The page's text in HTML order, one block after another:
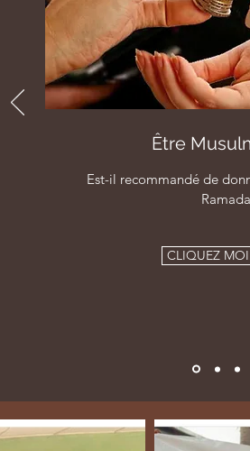
Welcome visitors to your site with a
Start Now
Être
Est-il recommandé de
CLIQUEZ